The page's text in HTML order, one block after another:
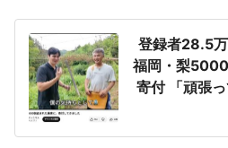
登録者28.5
福岡・梨
寄付 「頑張